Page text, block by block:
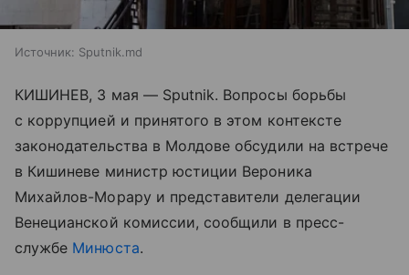
Источник: Sputnik.md
КИШИНЕВ, 3 мая — Sputnik. Вопросы борьбы
с коррупцией и принятого в этом контексте
законодательства в Молдове обсудили на встрече
в Кишиневе министр юстиции Вероника
Михайлов-Морару и представители делегации
Венецианской комиссии, сообщили в пресс-
службе Минюста.